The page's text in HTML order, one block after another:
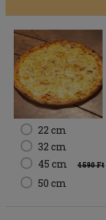
22 cm
32 cm
45 cm 4 590 Ft
50 cm